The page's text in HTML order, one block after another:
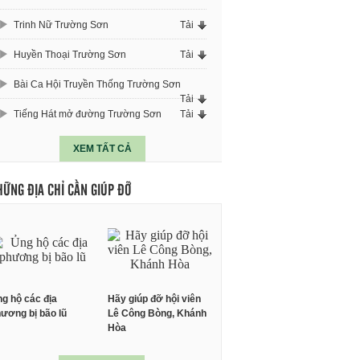
Trinh Nữ Trường Sơn Tải
Huyền Thoại Trường Sơn Tải
Bài Ca Hội Truyền Thống Trường Sơn
Tải
Tiếng Hát mở đường Trường Sơn
Tải
XEM TẤT CẢ
ĐỊA CHỈ CẦN GIÚP ĐỠ
hộ các địa
bị bão lũ
Hãy giúp đỡ hội viên
Lê Công Bòng, Khánh
Hòa